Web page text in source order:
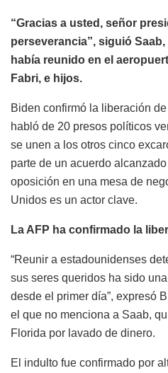
“Gracias a usted, señor
perseverancia”, siguió
había reunido en el
Fabri, e hijos.
Biden confirmó la liberación
habló de 20 presos políticos
se unen a los otros cinco
parte de un acuerdo
oposición en una mesa de
Unidos es un actor clave.
La AFP ha confirmado la
“Reunir a estadounidenses
sus seres queridos ha sido
desde el primer día”, expresó
el que no menciona a Saab,
Florida por lavado de dinero.
El indulto fue confirmado por